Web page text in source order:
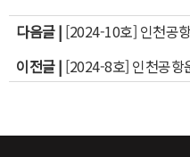
다음글 | [2024-10호] 인천공
이전글 | [2024-8호] 인천공항